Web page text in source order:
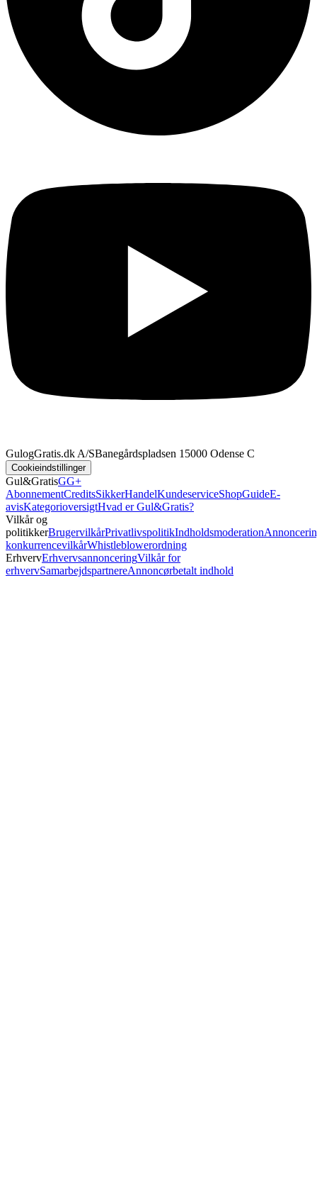
GulogGratis.dk A/SBanegårdspladsen 1 5000 Odense C
Cookieindstillinger
Gul&GratisGG+
AbonnementCreditsSikkerHandelKundeserviceShopGuideE-
avisKategorioversigtHvad er Gul&Gratis?
Vilkår og
politikkerBrugervilkårPrivatlivspolitikIndholdsmoderation
konkurrencevilkårWhistleblowerordning
ErhvervErhvervsannonceringVilkår for
erhvervSamarbejdspartnereAnnoncørbetalt indhold